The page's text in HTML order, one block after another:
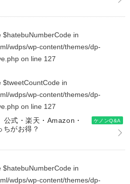
$hatebuNumberCode in
wdps/wp-content/themes/dp-
on line 127
$tweetCountCode in
wdps/wp-content/themes/dp-
on line 127
ケノンQ&A
公式・楽天・Amazon・
ちがお得？
$hatebuNumberCode in
wdps/wp-content/themes/dp-